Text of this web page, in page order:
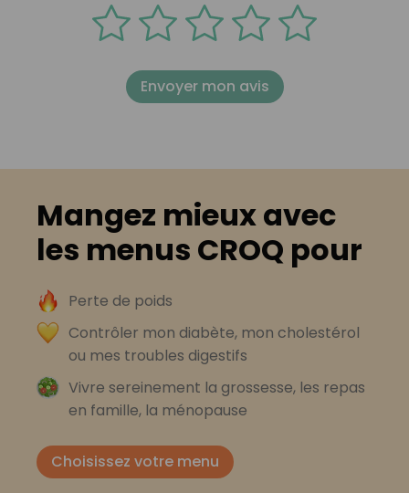
Envoyer mon avis
Mangez mieux avec
les menus CROQ pour
Perte de poids
Contrôler mon diabète, mon cholestérol
ou mes troubles digestifs
Vivre sereinement la grossesse, les repas
en famille, la ménopause
Choisissez votre menu